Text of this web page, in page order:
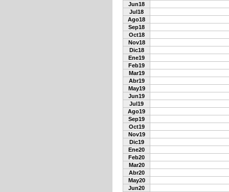
Jun18
Jul18
Ago18
Sep18
Oct18
Nov18
Dic18
Ene19
Feb19
Mar19
Abr19
May19
Jun19
Jul19
Ago19
Sep19
Oct19
Nov19
Dic19
Ene20
Feb20
Mar20
Abr20
May20
Jun20